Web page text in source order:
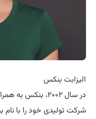
الیزابت بنکس
در سال ۲۰۰۲،
شرکت تولیدی خود را با نام